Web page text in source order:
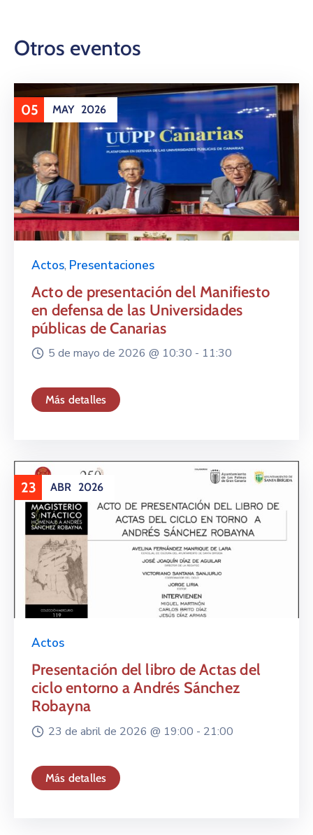
Otros eventos
05 MAY 2026
Actos, Presentaciones
Acto de presentación del Manifiesto
en defensa de las Universidades
públicas de Canarias
5 de mayo de 2026 @ 10:30 - 11:30
Más detalles
23 ABR 2026
Actos
Presentación del libro de Actas del
ciclo entorno a Andrés Sánchez
Robayna
23 de abril de 2026 @ 19:00 - 21:00
Más detalles